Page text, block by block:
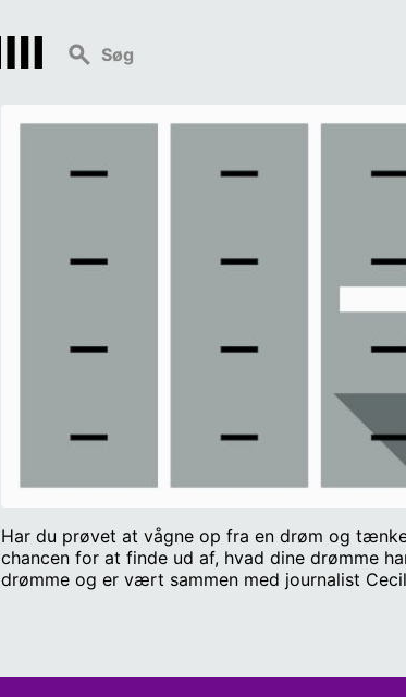
Har du prøvet at vågne op fra en drøm og
chancen for at finde ud af, hvad dine drømme
drømme og er vært sammen med journalist